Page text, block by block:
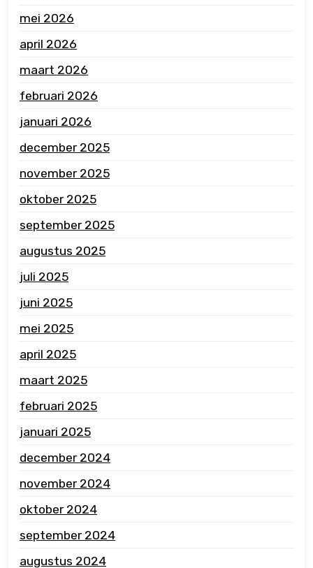
mei 2026
april 2026
maart 2026
februari 2026
januari 2026
december 2025
november 2025
oktober 2025
september 2025
augustus 2025
juli 2025
juni 2025
mei 2025
april 2025
maart 2025
februari 2025
januari 2025
december 2024
november 2024
oktober 2024
september 2024
augustus 2024